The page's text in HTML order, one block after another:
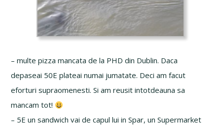
– multe pizza mancata de la PHD din Dublin. Daca
depaseai 50E plateai numai jumatate. Deci am facut
eforturi supraomenesti. Si am reusit intotdeauna sa
mancam tot!
– 5E un sandwich vai de capul lui in Spar, un Supermarket